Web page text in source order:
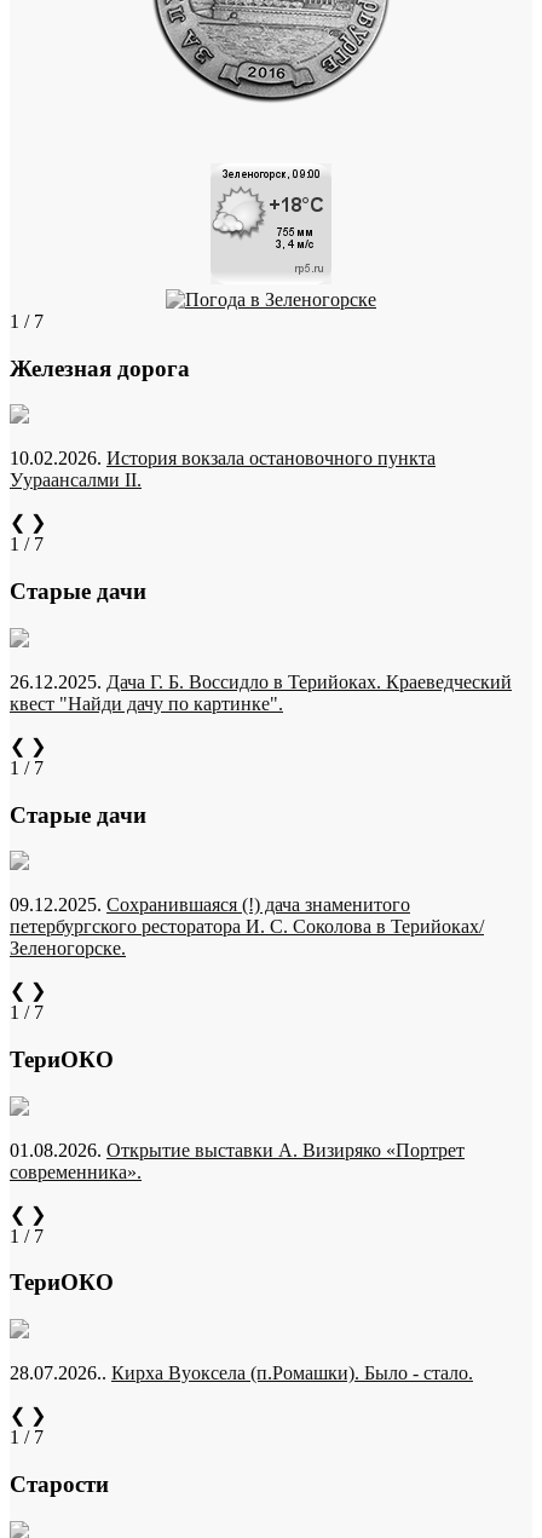
1 / 7
Железная дорога
10.02.2026. История вокзала остановочного пункта
Уураансалми II.
❮ ❯
1 / 7
Старые дачи
26.12.2025. Дача Г. Б. Воссидло в Терийоках. Краеведческий
квест "Найди дачу по картинке".
❮ ❯
1 / 7
Старые дачи
09.12.2025. Сохранившаяся (!) дача знаменитого
петербургского ресторатора И. С. Соколова в Терийоках/
Зеленогорске.
❮ ❯
1 / 7
ТериОКО
01.08.2026. Открытие выставки А. Визиряко «Портрет
современника».
❮ ❯
1 / 7
ТериОКО
28.07.2026.. Кирха Вуоксела (п.Ромашки). Было - стало.
❮ ❯
1 / 7
Старости